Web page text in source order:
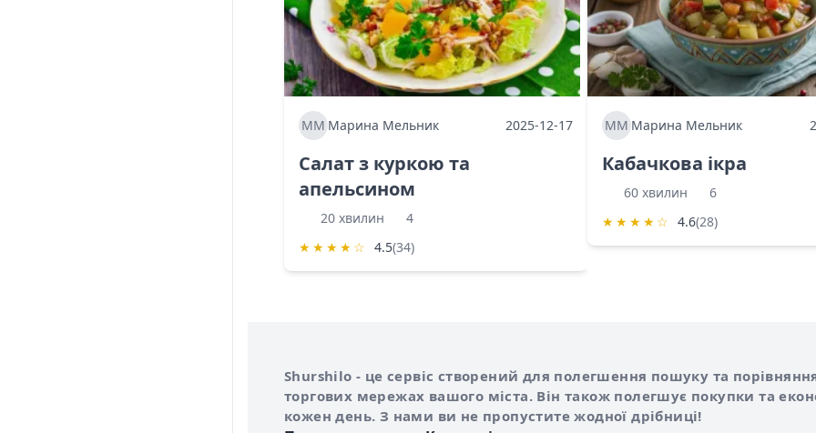
ММ Марина Мельник 2025-12-17
Салат з куркою та
апельсином
20 хвилин
4
★ ★ ★ ★ ☆ 4.5(34)
ММ Марина Мельник
Кабачкова ікра
60 хвилин
6
★ ★ ★ ★ ☆ 4.6(28)
Про сервіс Shurshilo
Shurshilo - це сервіс створений для полегшення пошуку та
торгових мережах вашого міста. Він також полегшує покупки та
кожен день. З нами ви не пропустите жодної дрібниці!